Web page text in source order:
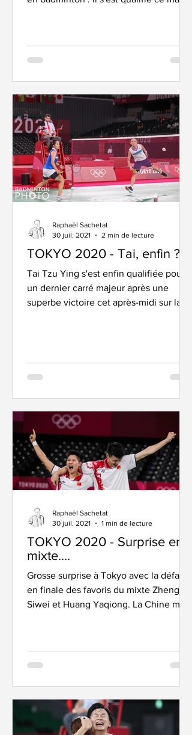
TOKYO 2020 - Tai, enfin ?
Tai Tzu Ying s'est enfin qualifiée pour
un dernier carré majeur après une
superbe victoire cet après-midi sur la
Raphaël Sachetat
30 juil. 2021
2 min de lecture
TOKYO 2020 - Surprise en
mixte....
Grosse surprise à Tokyo avec la défaite
en finale des favoris du mixte Zheng
Siwei et Huang Yaqiong. La Chine met
Raphaël Sachetat
30 juil. 2021
1 min de lecture